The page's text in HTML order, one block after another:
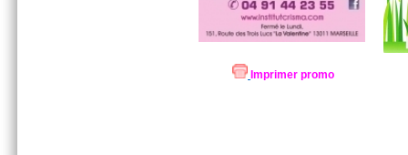
Imprimer promo